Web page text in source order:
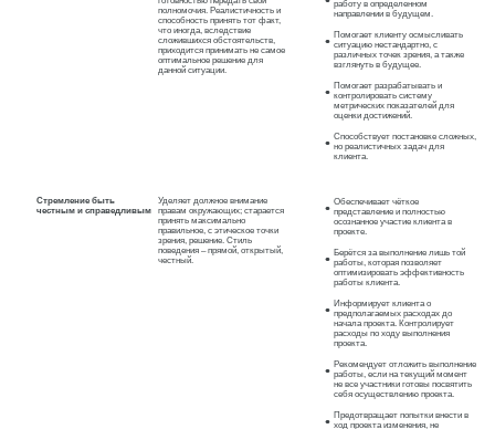
полномочия. Реалистичность и
способность принять тот факт,
что иногда, вследствие
сложившихся обстоятельств,
приходится принимать не самое
оптимальное решение для
данной ситуации.
работу в определенном
направлении в будущем.
Помогает клиенту осмысливать
ситуацию нестандартно, с
различных точек зрения, а также
взглянуть в будущее.
Помогает разрабатывать и
контролировать систему
метрических показателей для
оценки достижений.
Способствует постановке сложных,
но реалистичных задач для
клиента.
Стремление быть
честным и справедливым
Уделяет должное внимание
правам окружающих; старается
принять максимально
правильное, с этическое точки
зрения, решение. Стиль
поведения – прямой, открытый,
честный.
Обеспечивает чёткое
представление и полностью
осознанное участие клиента в
проекте.
Берётся за выполнение лишь той
работы, которая позволяет
оптимизировать эффективность
работы клиента.
Информирует клиента о
предполагаемых расходах до
начала проекта. Контролирует
расходы по ходу выполнения
проекта.
Рекомендует отложить выполнение
работы, если на текущий момент
не все участники готовы посвятить
себя осуществлению проекта.
Предотвращает попытки внести в
ход проекта изменения, не